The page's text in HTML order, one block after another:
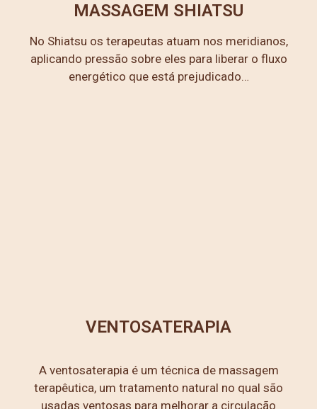
MASSAGEM SHIATSU
No Shiatsu os terapeutas atuam nos meridianos,
aplicando pressão sobre eles para liberar o fluxo
energético que está prejudicado…
VENTOSATERAPIA
A ventosaterapia é um técnica de massagem
terapêutica, um tratamento natural no qual são
usadas ventosas para melhorar a circulação